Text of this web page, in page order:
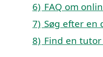
6) FAQ om
7) Søg efter
8) Find en